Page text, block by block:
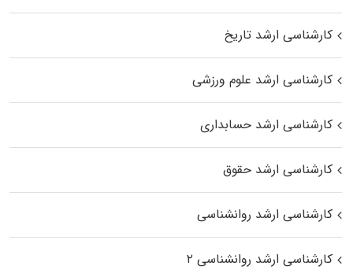
کارشناسی ارشد تاریخ
کارشناسی ارشد علوم ورزشی
کارشناسی ارشد حسابداری
کارشناسی ارشد حقوق
کارشناسی ارشد روانشناسی
کارشناسی ارشد روانشناسی ۲